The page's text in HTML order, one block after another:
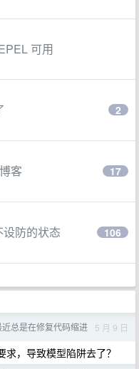
可用
2
客 17
防的状态 106
总是在修复代码缩进 5 月 9 日
，导致模型陷阱去了？